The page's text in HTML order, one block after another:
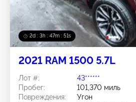
2d : 3h : 47m : 48s
2021 RAM 1500 5.7L
Лот #:
43******
Пробег:
101,370 миль
Повреждения:
Угон